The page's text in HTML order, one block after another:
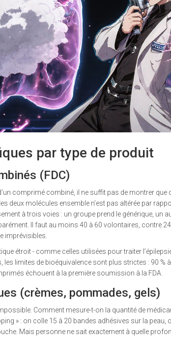
par type de produit
(FDC)
comprimé combiné, il ne suffit pas de montrer
deux molécules ensemble n’est pas altérée par
à trois voies : un groupe prend le générique, un
Il faut au moins 40 à 60 volontaires, contre
imprévisibles.
étroit - comme celles utilisées pour traiter
limites de bioéquivalence sont plus strictes : 90 %
échouent à la première soumission à la FDA.
(crèmes, pommades, gels)
Comment mesure-t-on la quantité de
» : on colle 15 à 20 bandes adhésives sur la peau,
Mais personne ne sait exactement à quelle